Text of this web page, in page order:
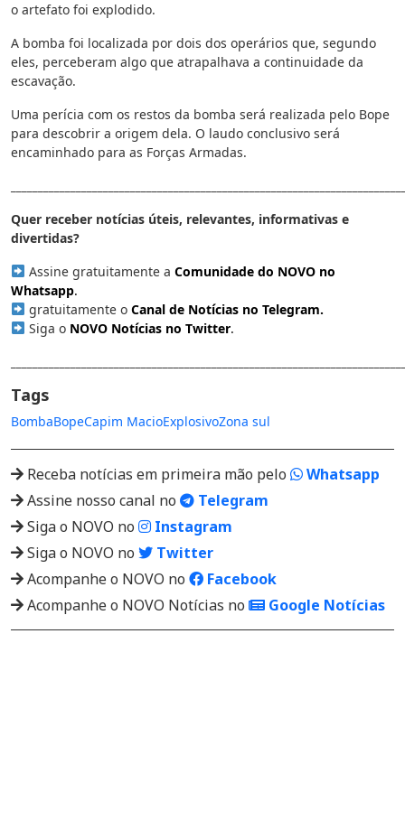
o artefato foi explodido.
A bomba foi localizada por dois dos operários que, segundo
eles, perceberam algo que atrapalhava a continuidade da
escavação.
Uma perícia com os restos da bomba será realizada pelo Bope
para descobrir a origem dela. O laudo conclusivo será
encaminhado para as Forças Armadas.
Quer receber notícias úteis, relevantes, informativas e
divertidas?
Assine gratuitamente a Comunidade do NOVO no
Whatsapp.
gratuitamente o Canal de Notícias no Telegram.
Siga o NOVO Notícias no Twitter.
Tags
BombaBopeCapim MacioExplosivoZona sul
Receba notícias em primeira mão pelo
Whatsapp
Assine nosso canal no
Telegram
Siga o NOVO no
Instagram
Siga o NOVO no
Twitter
Acompanhe o NOVO no
Facebook
Acompanhe o NOVO Notícias no
Google Notícias